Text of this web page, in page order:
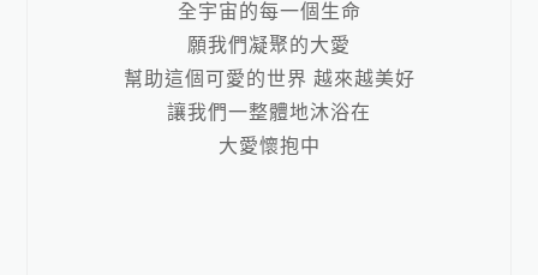
全宇宙的每一個生命
願我們凝聚的大愛
幫助這個可愛的世界 越來越美好
讓我們一整體地沐浴在
大愛懷抱中